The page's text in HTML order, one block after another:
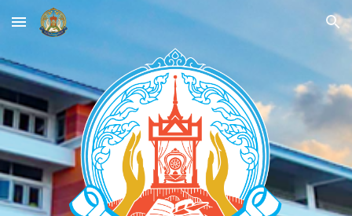
Skip to main content Skip to navigation